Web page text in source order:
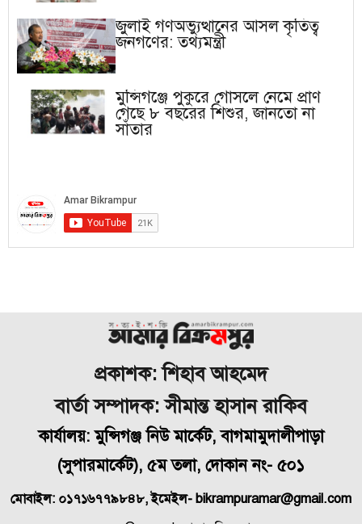
জুলাই গণঅভ্যুত্থানের আসল কৃতিত্ব
জনগণের: তথ্যমন্ত্রী
মুন্সিগঞ্জে পুকুরে গোসলে নেমে প্রাণ
গেছে ৮ বছরের শিশুর, জানতো না
সাঁতার
প্রকাশক: শিহাব আহমেদ
বার্তা সম্পাদক: সীমান্ত হাসান রাকিব
কার্যালয়: মুন্সিগঞ্জ নিউ মার্কেট, বাগমামুদালীপাড়া
(সুপারমার্কেট), ৫ম তলা, দোকান নং- ৫০১
মোবাইল: ০১৭১৬৭৭৯৮৪৮, ইমেইল- bikrampuramar@gmail.com